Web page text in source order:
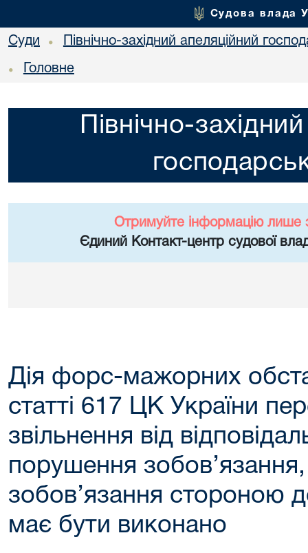
Судова влада
Суди • Північно-західний апеляційний
• Головне
Північно-
Отримуйте інформацію лише
Єдиний Контакт-центр судової
Дія форс-мажорних
статті 617 ЦК України
звільнення від
порушення
зобов’язання стороною
має бути виконано